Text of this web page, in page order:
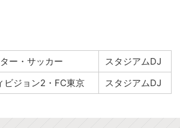
ー・サッカー
スタジアムDJ
ビジョン2・FC東京
スタジアムDJ